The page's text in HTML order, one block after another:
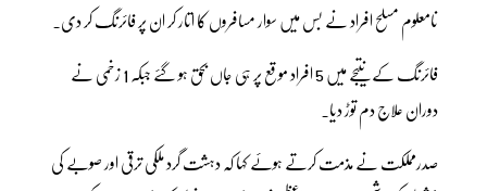
نامعلوم مسلح افراد نے بس میں سوار مسافروں کا اتار کر ان پر فائرنگ کر دی۔
فائرنگ کے نتیجے میں 5 افراد موقع پر ہی جاں بحق ہو گئے جبکہ 1 زخمی نے
دوران علاج دم توڑ دیا۔
صدرمملکت نے مذمت کرتے ہوئے کہا کہ دہشت گرد ملکی ترقی اور صوبے کی